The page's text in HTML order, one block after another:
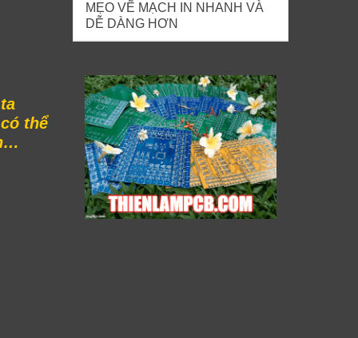
thể
MẸO VẼ MẠCH IN NHANH VÀ
DỄ DÀNG HƠN